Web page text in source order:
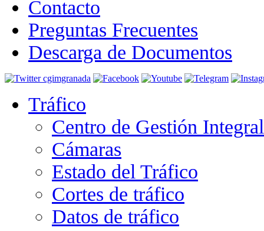
Contacto
Preguntas Frecuentes
Descarga de Documentos
Tráfico
Centro de Gestión
Cámaras
Estado del Tráfico
Cortes de tráfico
Datos de tráfico